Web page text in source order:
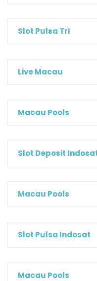
Slot Pulsa Tri
Live Macau
Macau Pools
Slot Deposit
Macau Pools
Slot Pulsa Indosat
Macau Pools